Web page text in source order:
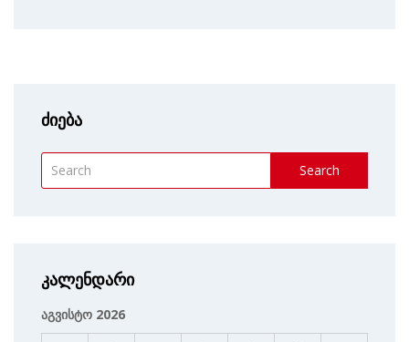
ძიება
Search
კალენდარი
აგვისტო 2026